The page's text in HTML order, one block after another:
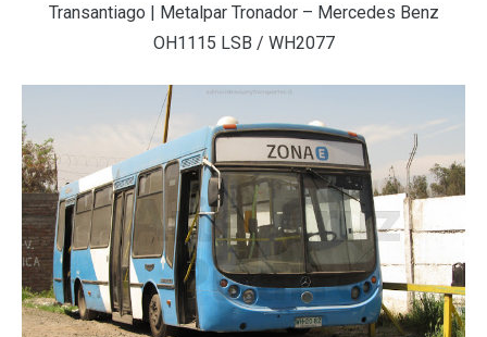
Transantiago | Metalpar Tronador – Mercedes Benz
OH1115 LSB / WH2077